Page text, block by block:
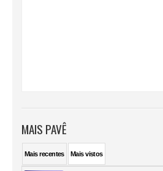
MAIS PAVÊ
Maisrecentes Maisvistos